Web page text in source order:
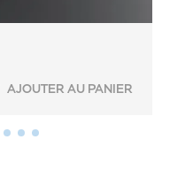
AJOUTER AU PANIER